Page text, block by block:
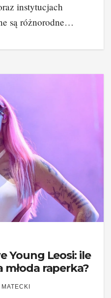
instytucjach
są różnorodne…
Young Leosi: ile
młoda raperka?